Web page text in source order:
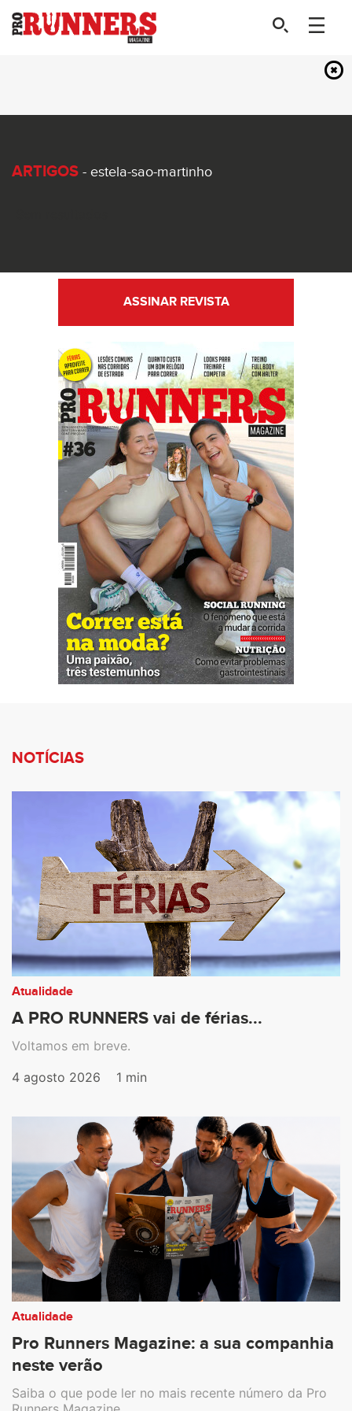
ARTIGOS - estela-sao-martinho
ASSINAR REVISTA
NOTÍCIAS
Atualidade
A PRO RUNNERS vai de férias...
Voltamos em breve.
4 agosto 2026
1 min
Atualidade
Pro Runners Magazine: a sua companhia
neste verão
Saiba o que pode ler no mais recente número da Pro